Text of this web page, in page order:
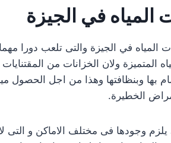
في الجيزة
في الجيزة والتى تلعب دورا
ولان الخزانات من المقتنايات
بها وبنظافتها وهذا من اجل الحصول
الخطيرة.
وجودها فى مختلف الاماكن و التى